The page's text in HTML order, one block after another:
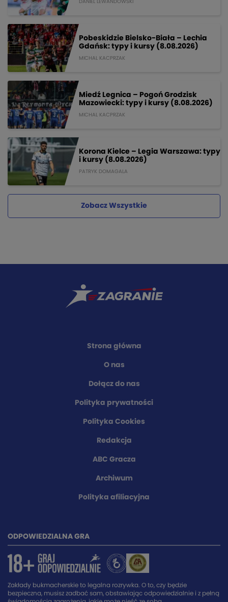
DANIEL LEWANDOWSKI
Pobeskidzie Bielsko-Biała – Lechia
Gdańsk: typy i kursy (8.08.2026)
MICHAL KACPRZAK
Miedź Legnica – Pogoń Grodzisk
Mazowiecki: typy i kursy (8.08.2026)
MICHAL KACPRZAK
Korona Kielce – Legia Warszawa: typy
i kursy (8.08.2026)
PATRYK DOMAGALA
Zobacz Wszystkie
Strona główna
O nas
Dołącz do nas
Polityka prywatności
Polityka Cookies
Redakcja
ABC Gracza
Archiwum
Polityka afiliacyjna
ODPOWIEDZIALNA GRA
Zakłady bukmacherskie to legalna rozrywka. O to, czy będzie
bezpieczna, musisz zadbać sam, obstawiając odpowiedzialnie i z pełną